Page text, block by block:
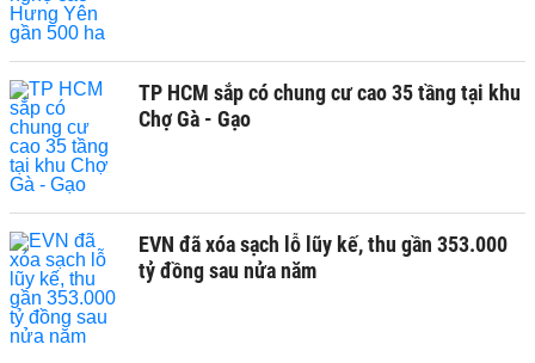
TP HCM sắp có chung cư cao 35 tầng tại khu
Chợ Gà - Gạo
EVN đã xóa sạch lỗ lũy kế, thu gần 353.000
tỷ đồng sau nửa năm